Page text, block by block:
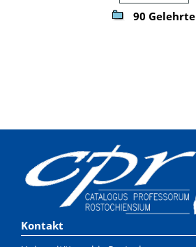
90 Gelehrte
Kontakt